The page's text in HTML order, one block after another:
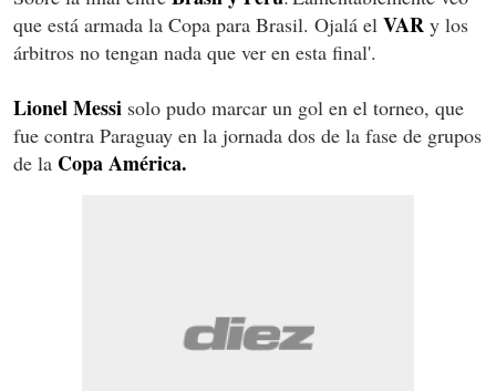
que está armada la Copa para Brasil. Ojalá el VAR y los
árbitros no tengan nada que ver en esta final'.
Lionel Messi solo pudo marcar un gol en el torneo, que
fue contra Paraguay en la jornada dos de la fase de grupos
de la Copa América.